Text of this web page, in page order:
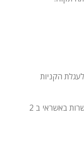
הקניות
לתשלום במזומן / בהעברה בנקאית / אפשרות באשראי ב 2